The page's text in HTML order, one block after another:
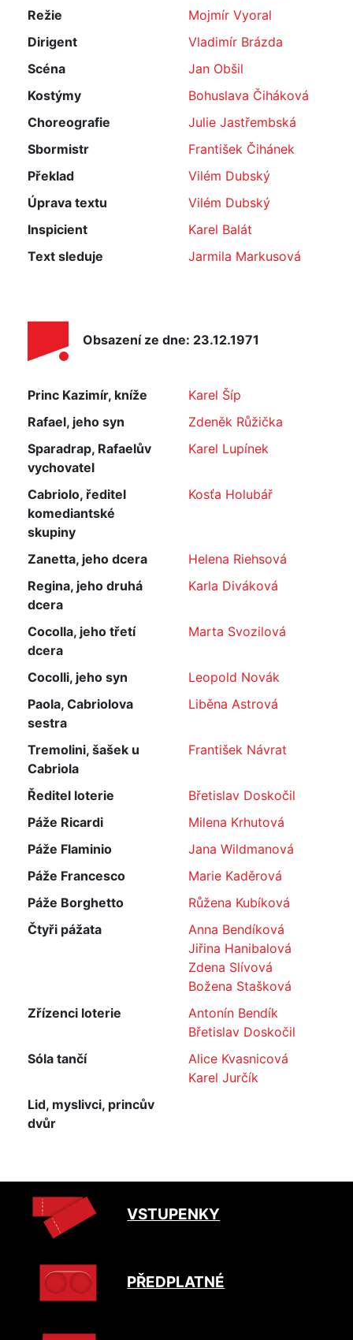
Režie
Mojmír Vyoral
Dirigent
Vladimír Brázda
Scéna
Jan Obšil
Kostýmy
Bohuslava Čiháková
Choreografie
Julie Jastřembská
Sbormistr
František Čihánek
Překlad
Vilém Dubský
Úprava textu
Vilém Dubský
Inspicient
Karel Balát
Text sleduje
Jarmila Markusová
Obsazení ze dne: 23.12.1971
Princ Kazimír, kníže
Karel Šíp
Rafael, jeho syn
Zdeněk Růžička
Sparadrap, Rafaelův
vychovatel
Karel Lupínek
Cabriolo, ředitel
komediantské
skupiny
Kosťa Holubář
Zanetta, jeho dcera
Helena Riehsová
Regina, jeho druhá
dcera
Karla Diváková
Cocolla, jeho třetí
dcera
Marta Svozilová
Cocolli, jeho syn
Leopold Novák
Paola, Cabriolova
sestra
Liběna Astrová
Tremolini, šašek u
Cabriola
František Návrat
Ředitel loterie
Břetislav Doskočil
Páže Ricardi
Milena Krhutová
Páže Flaminio
Jana Wildmanová
Páže Francesco
Marie Kaděrová
Páže Borghetto
Růžena Kubíková
Čtyři pážata
Anna Bendíková
Jiřina Hanibalová
Zdena Slívová
Božena Stašková
Zřízenci loterie
Antonín Bendík
Břetislav Doskočil
Sóla tančí
Alice Kvasnicová
Karel Jurčík
Lid, myslivci, princův
dvůr
VSTUPENKY
PŘEDPLATNÉ